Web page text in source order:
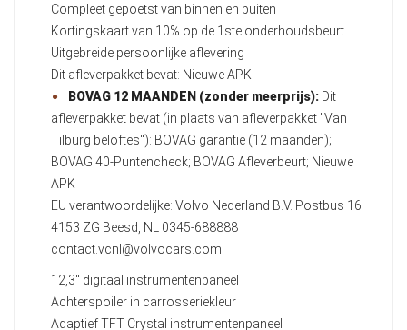
Compleet gepoetst van binnen en buiten
Kortingskaart van 10% op de 1ste onderhoudsbeurt
Uitgebreide persoonlijke aflevering
Dit afleverpakket bevat: Nieuwe APK
BOVAG 12 MAANDEN (zonder meerprijs): Dit
afleverpakket bevat (in plaats van afleverpakket "Van
Tilburg beloftes"): BOVAG garantie (12 maanden);
BOVAG 40-Puntencheck; BOVAG Afleverbeurt; Nieuwe
APK
EU verantwoordelijke: Volvo Nederland B.V. Postbus 16
4153 ZG Beesd, NL 0345-688888
contact.vcnl@volvocars.com
12,3" digitaal instrumentenpaneel
Achterspoiler in carrosseriekleur
Adaptief TFT Crystal instrumentenpaneel